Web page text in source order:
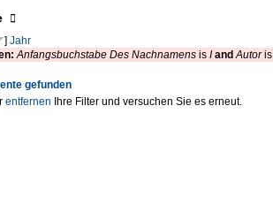
] Jahr
Anfangsbuchstabe Des Nachnamensis I and Autoris
gefunden
entfernen Ihre Filter und versuchen Sie es erneut.